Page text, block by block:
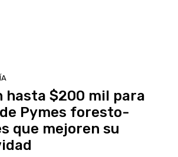
hasta $200 mil para
Pymes foresto-
que mejoren su